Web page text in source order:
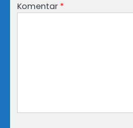
Komentar *